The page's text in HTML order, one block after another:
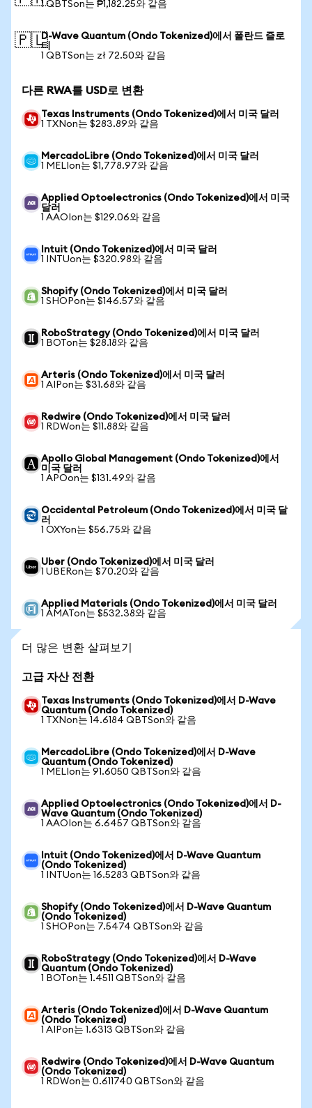
1 QBTSon는 ₱1,182.25와 같음
🇵🇱D-Wave Quantum (Ondo Tokenized)에서 폴란드 즐로
티
1 QBTSon는 zł 72.50와 같음
다른 RWA를 USD로 변환
Texas Instruments (Ondo Tokenized)에서 미국 달러
1 TXNon는 $283.89와 같음
MercadoLibre (Ondo Tokenized)에서 미국 달러
1 MELIon는 $1,778.97와 같음
Applied Optoelectronics (Ondo Tokenized)에서 미국
달러
1 AAOIon는 $129.06와 같음
Intuit (Ondo Tokenized)에서 미국 달러
1 INTUon는 $320.98와 같음
Shopify (Ondo Tokenized)에서 미국 달러
1 SHOPon는 $146.57와 같음
RoboStrategy (Ondo Tokenized)에서 미국 달러
1 BOTon는 $28.18와 같음
Arteris (Ondo Tokenized)에서 미국 달러
1 AIPon는 $31.68와 같음
Redwire (Ondo Tokenized)에서 미국 달러
1 RDWon는 $11.88와 같음
Apollo Global Management (Ondo Tokenized)에서
미국 달러
1 APOon는 $131.49와 같음
Occidental Petroleum (Ondo Tokenized)에서 미국 달
러
1 OXYon는 $56.75와 같음
Uber (Ondo Tokenized)에서 미국 달러
1 UBERon는 $70.20와 같음
Applied Materials (Ondo Tokenized)에서 미국 달러
1 AMATon는 $532.38와 같음
더 많은 변환 살펴보기
고급 자산 전환
Texas Instruments (Ondo Tokenized)에서 D-Wave
Quantum (Ondo Tokenized)
1 TXNon는 14.6184 QBTSon와 같음
MercadoLibre (Ondo Tokenized)에서 D-Wave
Quantum (Ondo Tokenized)
1 MELIon는 91.6050 QBTSon와 같음
Applied Optoelectronics (Ondo Tokenized)에서 D-
Wave Quantum (Ondo Tokenized)
1 AAOIon는 6.6457 QBTSon와 같음
Intuit (Ondo Tokenized)에서 D-Wave Quantum
(Ondo Tokenized)
1 INTUon는 16.5283 QBTSon와 같음
Shopify (Ondo Tokenized)에서 D-Wave Quantum
(Ondo Tokenized)
1 SHOPon는 7.5474 QBTSon와 같음
RoboStrategy (Ondo Tokenized)에서 D-Wave
Quantum (Ondo Tokenized)
1 BOTon는 1.4511 QBTSon와 같음
Arteris (Ondo Tokenized)에서 D-Wave Quantum
(Ondo Tokenized)
1 AIPon는 1.6313 QBTSon와 같음
Redwire (Ondo Tokenized)에서 D-Wave Quantum
(Ondo Tokenized)
1 RDWon는 0.611740 QBTSon와 같음